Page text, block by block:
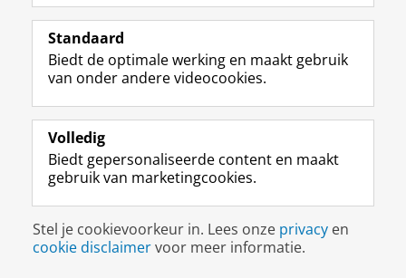
Volg de RUG
F
a
e
b
o
p
a
i
n
a
L
i
k
e
I
-
p
g
i
n
R
S
-
f
e
R
k
s
u
I
n
t
r
m
c
c
o
Y
o
T
e
k
a
a
Studiekiezers
Alumni
Over ons
Disclaimer & Copyright
Inloggen
Standaard
Biedt de optimale werking en maakt gebruik
van onder andere videocookies.
Volledig
Biedt gepersonaliseerde content en maakt
gebruik van marketingcookies.
Stel je cookievoorkeur in. Lees onze privacy en
cookie disclaimervoor meer informatie.